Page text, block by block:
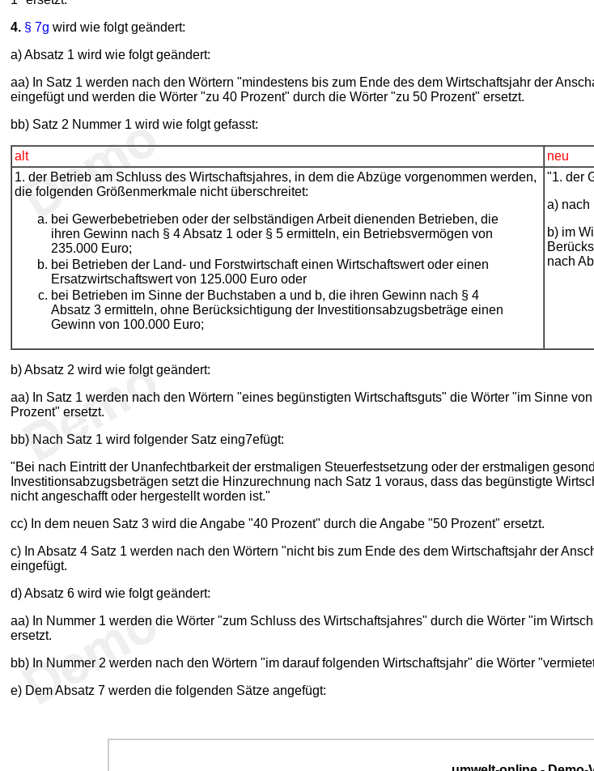
4. § 7g wird wie folgt geändert:
a) Absatz 1 wird wie folgt geändert:
aa) In Satz 1 werden nach den Wörtern "mindestens bis zum Ende des dem Wirtschaftsjahr der
eingefügt und werden die Wörter "zu 40 Prozent" durch die Wörter "zu 50 Prozent" ersetzt.
bb) Satz 2 Nummer 1 wird wie folgt gefasst:
alt
neu
1. der Betrieb am Schluss des Wirtschaftsjahres, in dem die Abzüge vorgenommen werden,
die folgenden Größenmerkmale nicht überschreitet:
bei Gewerbebetrieben oder der selbständigen Arbeit dienenden Betrieben, die
ihren Gewinn nach § 4 Absatz 1 oder § 5 ermitteln, ein Betriebsvermögen von
235.000 Euro;
bei Betrieben der Land- und Forstwirtschaft einen Wirtschaftswert oder einen
Ersatzwirtschaftswert von 125.000 Euro oder
bei Betrieben im Sinne der Buchstaben a und b, die ihren Gewinn nach § 4
Absatz 3 ermitteln, ohne Berücksichtigung der Investitionsabzugsbeträge einen
Gewinn von 100.000 Euro;
"1. der
a) nach
b) im
nach
b) Absatz 2 wird wie folgt geändert:
aa) In Satz 1 werden nach den Wörtern "eines begünstigten Wirtschaftsguts" die Wörter "im Sinne
Prozent" ersetzt.
bb) Nach Satz 1 wird folgender Satz eing7efügt:
"Bei nach Eintritt der Unanfechtbarkeit der erstmaligen Steuerfestsetzung oder der erstmaligen
Investitionsabzugsbeträgen setzt die Hinzurechnung nach Satz 1 voraus, dass das begünstigte
nicht angeschafft oder hergestellt worden ist."
cc) In dem neuen Satz 3 wird die Angabe "40 Prozent" durch die Angabe "50 Prozent" ersetzt.
c) In Absatz 4 Satz 1 werden nach den Wörtern "nicht bis zum Ende des dem Wirtschaftsjahr der
eingefügt.
d) Absatz 6 wird wie folgt geändert:
aa) In Nummer 1 werden die Wörter "zum Schluss des Wirtschaftsjahres" durch die Wörter "im
ersetzt.
bb) In Nummer 2 werden nach den Wörtern "im darauf folgenden Wirtschaftsjahr" die Wörter
e) Dem Absatz 7 werden die folgenden Sätze angefügt: